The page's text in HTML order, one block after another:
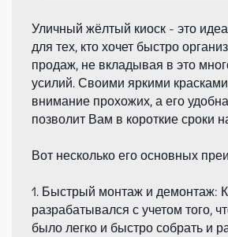
Уличный жёлтый киоск - это
для тех, кто хочет быстро
продаж, не вкладывая в это
усилий. Своими яркими
внимание прохожих, а его
позволит Вам в короткие сроки
Вот несколько его основных
1. Быстрый монтаж и демонтаж:
разрабатывался с учетом того,
было легко и быстро собрать и